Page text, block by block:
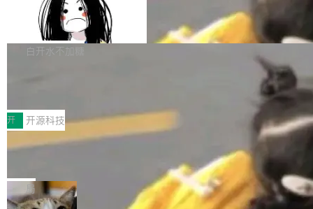
容的百科平台，被马斯克视为传统众包百科网站
维基百科的替代方案。Lawfare 调查发现，无论
热门页面还是低关注度页面，均未出现近期更
声明 LocaleResolver、注册 LocaleChangeInt
erceptor…五六步之后才能看到第一行翻译文
本。 Solon 换了个方式。整个 i18n 模块围绕三
Apache Doris 4.1 全面增强 Iceberg：
支持 UPDATE、MERGE INTO 与 Iceb
erg V3
Apache Doris 4.1 要补齐的，正是缺失的那一
半。在已有查询能力的基础上，Doris 进一步支
常维护操作，并完整支持 Iceberg V3 格式。
白开水不加糖
村国家自主创新示范区会议中心开幕。本届大会
由中关村智联软件服务业质量创新联盟主办，以
“智构可信·质创未来——AI原生时代的质量新范
式”为主题，直面AI从实验室走向规模化产业落地
的核心质量命题。会上，《2026智能研发生产力
工具选型手册》发布，Testin云测的Testin XAge
开 开源科技
让非法状态不可表示：一篇关于 ADT
有一种东西，一旦用过就回不去了。Alex Fedos
eev 管它叫"软件设计的基石"。 他说的东西不新
鲜——代数数据类型（ADT），尤其是和类型
局